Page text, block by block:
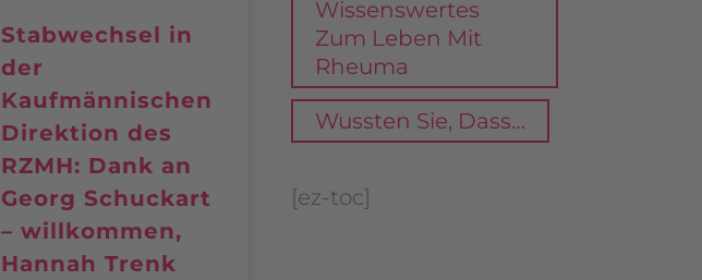
Stabwechsel in
der
Kaufmännischen
Direktion des
RZMH: Dank an
Georg Schuckart
– willkommen,
Hannah Trenk
Wissenswertes
Zum Leben Mit
Rheuma
Wussten Sie, Dass…
[ez-toc]